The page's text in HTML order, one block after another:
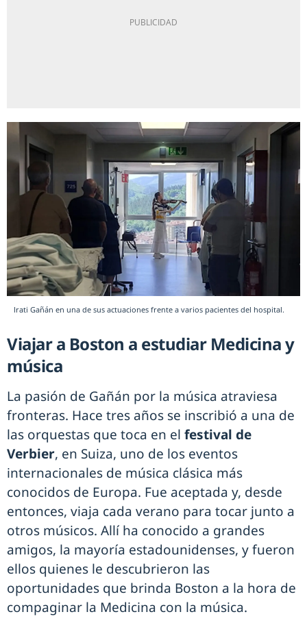
Irati Gañán en una de sus actuaciones frente a varios pacientes del hospital.
Viajar a Boston a estudiar Medicina y
música
La pasión de Gañán por la música atraviesa
fronteras. Hace tres años se inscribió a una de
las orquestas que toca en el festival de
Verbier, en Suiza, uno de los eventos
internacionales de música clásica más
conocidos de Europa. Fue aceptada y, desde
entonces, viaja cada verano para tocar junto a
otros músicos. Allí ha conocido a grandes
amigos, la mayoría estadounidenses, y fueron
ellos quienes le descubrieron las
oportunidades que brinda Boston a la hora de
compaginar la Medicina con la música.